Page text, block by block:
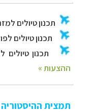
תמצית